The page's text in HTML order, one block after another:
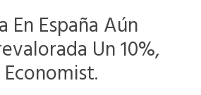
En España Aún
Un 10%,